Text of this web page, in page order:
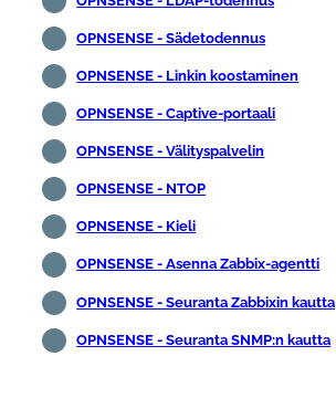
OPNSENSE - Sädetodennus
OPNSENSE - Linkin koostaminen
OPNSENSE - Captive-portaali
OPNSENSE - Välityspalvelin
OPNSENSE - NTOP
OPNSENSE - Kieli
OPNSENSE - Asenna Zabbix-agentti
OPNSENSE - Seuranta Zabbixin kautta
OPNSENSE - Seuranta SNMP:n kautta